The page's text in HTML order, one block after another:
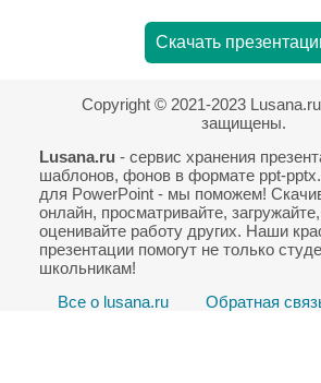
Скачать
Copyright © 2021-2023
защищены.
Lusana.ru - сервис хранения
шаблонов, фонов в формате ppt-
для PowerPoint - мы поможем!
онлайн, просматривайте,
оценивайте работу других. Наши
презентации помогут не только
школьникам!
Все о lusana.ru
Обратная